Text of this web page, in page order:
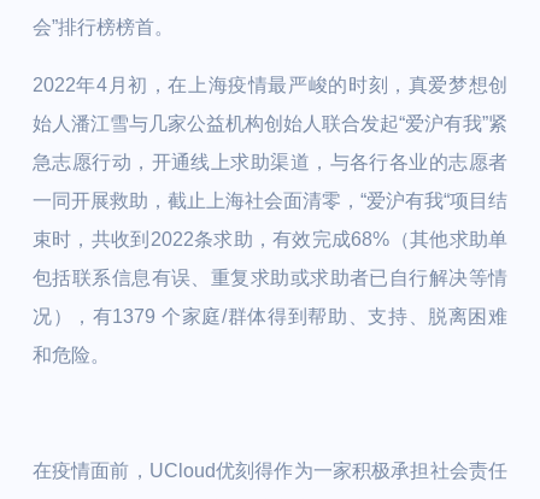
会”排行榜榜首。
2022年4月初，在上海疫情最严峻的时刻，真爱梦想创
始人潘江雪与几家公益机构创始人联合发起“爱沪有我”紧
急志愿行动，开通线上求助渠道，与各行各业的志愿者
一同开展救助，截止上海社会面清零，“爱沪有我“项目结
束时，共收到2022条求助，有效完成68%（其他求助单
包括联系信息有误、重复求助或求助者已自行解决等情
况），有1379 个家庭/群体得到帮助、支持、脱离困难
和危险。
在疫情面前，UCloud优刻得作为一家积极承担社会责任